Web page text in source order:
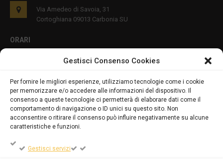
Gestisci Consenso Cookies
Per fornire le migliori esperienze, utilizziamo tecnologie come i cookie
per memorizzare e/o accedere alle informazioni del dispositivo. Il
consenso a queste tecnologie ci permetterà di elaborare dati come il
comportamento di navigazione o ID unici su questo sito. Non
acconsentire o ritirare il consenso può influire negativamente su alcune
caratteristiche e funzioni.
Gestisci servizi
Via Amedeo di Savoia, 31
Cortoghiana 09013 Carbonia SU
ORARI
PRIVACY E COOKIES
DICHIARAZIONE SULLA PRIVACY (UE)
COOKIE POLICY (UE)